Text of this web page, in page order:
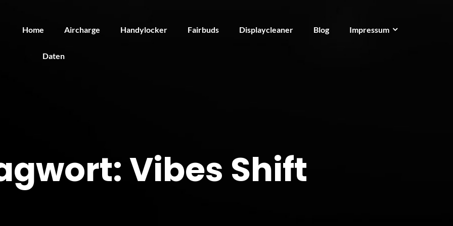
Home Aircharge Handylocker Fairbuds Displaycleaner Blog Impressum
Daten
Vibes Shift